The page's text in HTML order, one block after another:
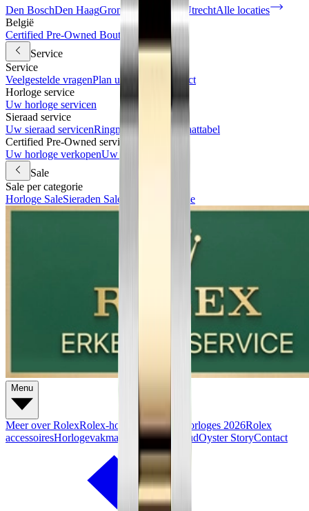
Den BoschDen HaagGroningen HaarlemUtrechtAlle locaties
België
Certified Pre-Owned Boutique
Service
Service
Veelgestelde vragenPlan uw bezoek
Contact
Horloge service
Uw horloge servicen
Sieraad service
Uw sieraad servicenRingmaat meten & maattabel
Certified Pre-Owned services
Uw horloge verkopenUw horloge inruilen
Sale
Sale per categorie
Horloge SaleSieraden Sale Accessoires Sale
Menu
Meer over RolexRolex-horlogesNieuwe horloges 2026Rolex
accessoiresHorlogevakmanschapOnderhoudOyster StoryContact